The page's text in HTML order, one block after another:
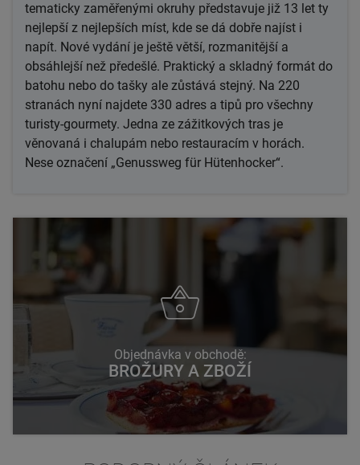
tematicky zaměřenými okruhy představuje již 13 let ty
nejlepší z nejlepších míst, kde se dá dobře najíst i
napít. Nové vydání je ještě větší, rozmanitější a
obsáhlejší než předešlé. Praktický a skladný formát do
batohu nebo do tašky ale zůstává stejný. Na 220
stranách nyní najdete 330 adres a tipů pro všechny
turisty-gourmety. Jedna ze zážitkových tras je
věnovaná i chalupám nebo restauracím v horách.
Nese označení „Genussweg für Hütenhocker“.
Objednávka v obchodě:
BROŽURY A ZBOŽÍ